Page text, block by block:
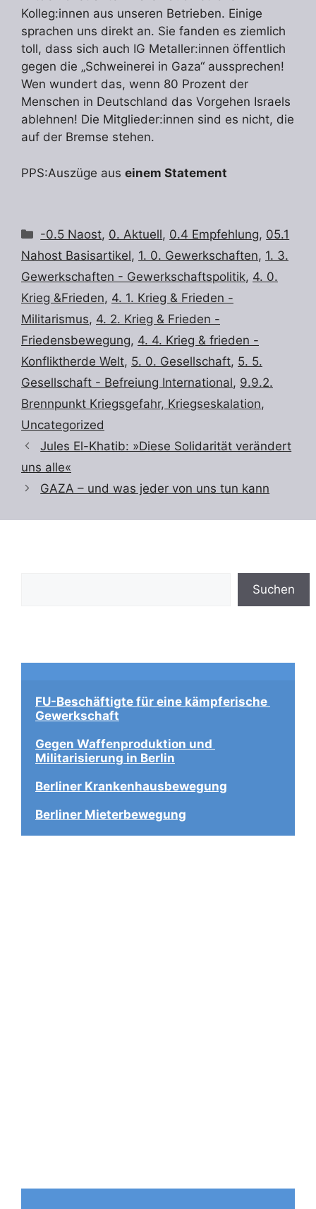
Kolleg:innen aus unseren Betrieben. Einige
sprachen uns direkt an. Sie fanden es ziemlich
toll, dass sich auch IG Metaller:innen öffentlich
gegen die „Schweinerei in Gaza“ aussprechen!
Wen wundert das, wenn 80 Prozent der
Menschen in Deutschland das Vorgehen Israels
ablehnen! Die Mitglieder:innen sind es nicht, die
auf der Bremse stehen.
PPS:Auszüge aus einem Statement
Kategorien
-0.5 Naost, 0. Aktuell, 0.4 Empfehlung, 05.1
Nahost Basisartikel, 1. 0. Gewerkschaften, 1. 3.
Gewerkschaften - Gewerkschaftspolitik, 4. 0.
Krieg &Frieden, 4. 1. Krieg & Frieden -
Militarismus, 4. 2. Krieg & Frieden -
Friedensbewegung, 4. 4. Krieg & frieden -
Konfliktherde Welt, 5. 0. Gesellschaft, 5. 5.
Gesellschaft - Befreiung International, 9.9.2.
Brennpunkt Kriegsgefahr, Kriegseskalation,
Uncategorized
Jules El-Khatib: »Diese Solidarität verändert
uns alle«
GAZA – und was jeder von uns tun kann
Suchen
FU-Beschäftigte für eine kämpferische
Gewerkschaft
Gegen Waffenproduktion und
Militarisierung in Berlin
Berliner Krankenhausbewegung
Berliner Mieterbewegung